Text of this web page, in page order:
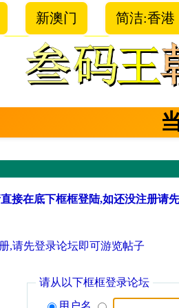
新澳门 简洁:香港
接在底下框框登陆,如还没注册请
,请先登录论坛即可游览帖子
请从以下框框登录论坛
用户名